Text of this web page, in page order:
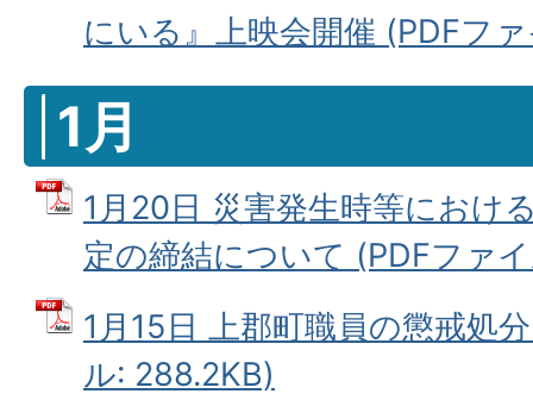
にいる』上映会開催 (PDFフ
1月
1月20日 災害発生時等におけ
定の締結について (PDFファ
1月15日 上郡町職員の懲戒処
ル: 288.2KB)